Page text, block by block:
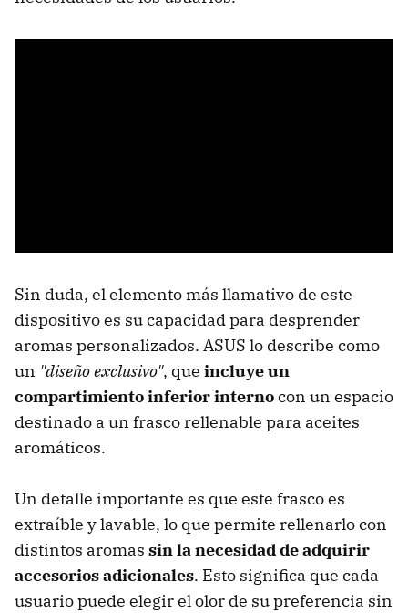
Sin duda, el elemento más llamativo de este
dispositivo es su capacidad para desprender
aromas personalizados. ASUS lo describe como
un "diseño exclusivo", que incluye un
compartimiento inferior internocon un espacio
destinado a un frasco rellenable para aceites
aromáticos.
Un detalle importante es que este frasco es
extraíble y lavable, lo que permite rellenarlo con
distintos aromas sin la necesidad de adquirir
accesorios adicionales. Esto significa que cada
usuario puede elegir el olor de su preferencia sin